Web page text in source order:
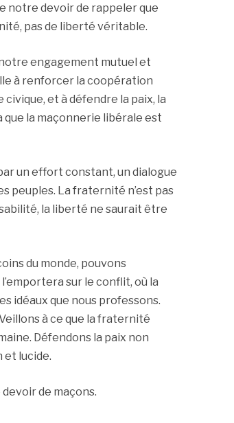
notre devoir de rappeler que
pas de liberté véritable.
engagement mutuel et
à renforcer la coopération
et à défendre la paix, la
la maçonnerie libérale est
un effort constant, un dialogue
peuples. La fraternité n’est pas
la liberté ne saurait être
du monde, pouvons
sur le conflit, où la
idéaux que nous professons.
à ce que la fraternité
Défendons la paix non
et lucide.
de maçons.